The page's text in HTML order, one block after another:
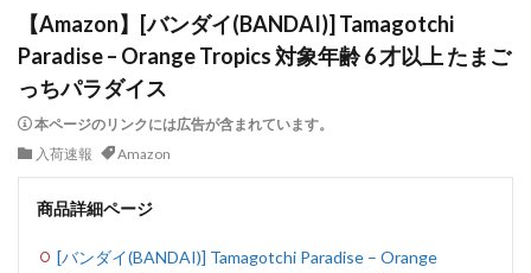
【Amazon】[バンダイ(BANDAI)] Tamagotchi
Paradise – Orange Tropics 対象年齢 6 才以上 たまご
っちパラダイス
本ページのリンクには広告が含まれています。
入荷速報
Amazon
商品詳細ページ
[バンダイ(BANDAI)] Tamagotchi Paradise – Orange